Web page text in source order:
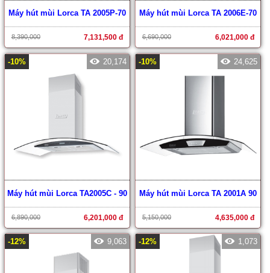
Máy hút mùi Lorca TA 2005P-70
8,390,000 7,131,500 đ
Máy hút mùi Lorca TA 2006E-70
6,690,000 6,021,000 đ
-10% 20,174
Máy hút mùi Lorca TA2005C - 90
6,890,000 6,201,000 đ
-10% 24,625
Máy hút mùi Lorca TA 2001A 90
5,150,000 4,635,000 đ
-12% 9,063 -12% 1,073